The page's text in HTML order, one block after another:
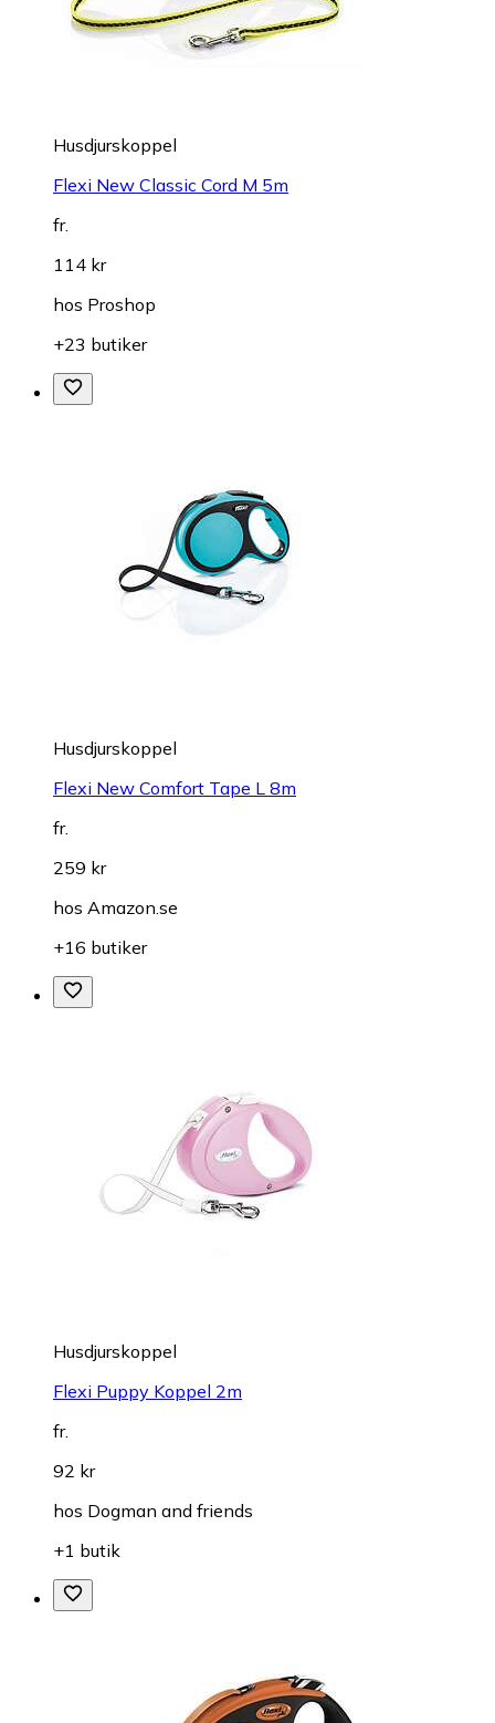
Husdjurskoppel
Flexi New Classic Cord M 5m
fr.
114 kr
hos Proshop
+23 butiker
Husdjurskoppel
Flexi New Comfort Tape L 8m
fr.
259 kr
hos Amazon.se
+16 butiker
Husdjurskoppel
Flexi Puppy Koppel 2m
fr.
92 kr
hos Dogman and friends
+1 butik